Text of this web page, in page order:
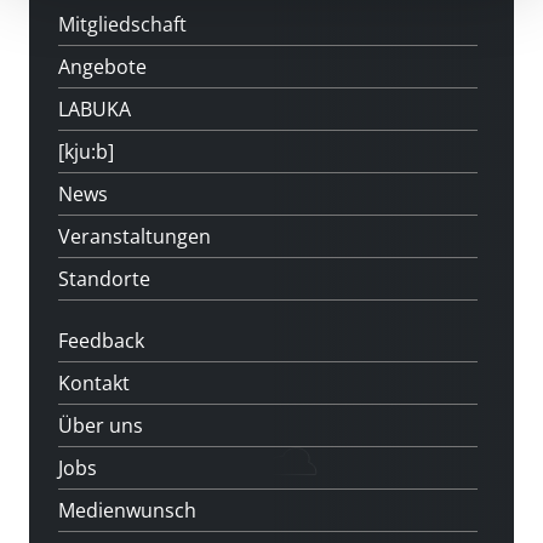
Mitgliedschaft
Angebote
LABUKA
[kju:b]
News
Veranstaltungen
Standorte
Feedback
Kontakt
Über uns
Jobs
Medienwunsch